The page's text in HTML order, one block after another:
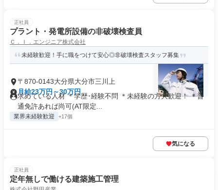
正社員
プラント・発電所設備の非破壊検査員
Ｃ．Ｉ．エンジニア株式会社
未経験歓迎！手に職をつけて安心◎非破壊検査スタッフ募集
〒870-0143大分県大分市三川上
月給23万円～30万円
求めている人材 ＊学歴･経験不問 ＊未経験の方大歓迎！ ＊普
通免許あれば尚可(AT限定...
業界未経験歓迎 +17個
気になる
正社員
定年無しで働ける建築施工管理